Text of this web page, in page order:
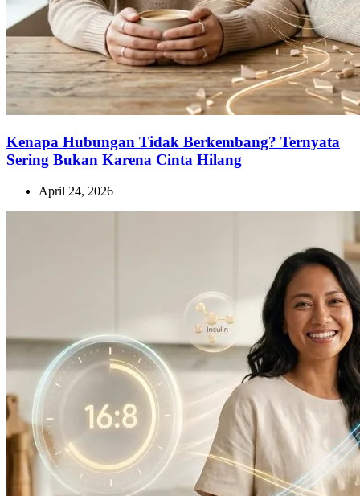
Kenapa Hubungan Tidak Berkembang? Ternyata
Sering Bukan Karena Cinta Hilang
April 24, 2026